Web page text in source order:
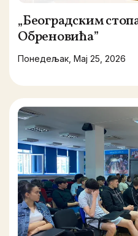
„Београдским
Обреновића”
Понедељак, Мај 25, 2026